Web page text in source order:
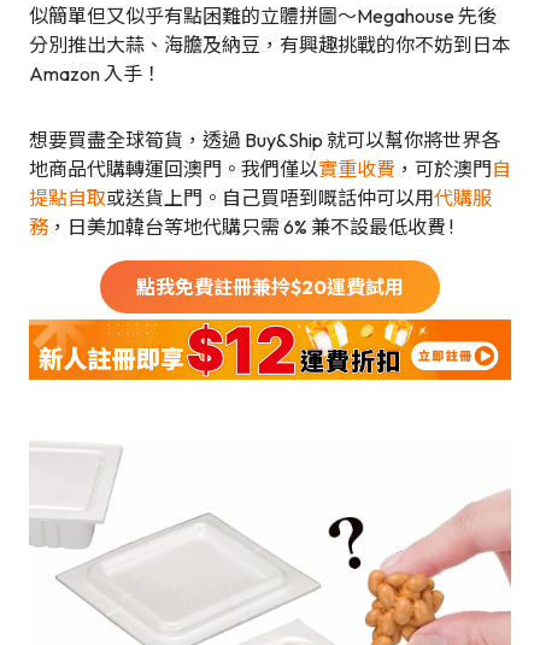
似簡單但又似乎有點困難的立體拼圖～Megahouse 先後
分別推出大蒜、海膽及納豆，有興趣挑戰的你不妨到日本
Amazon 入手！
想要買盡全球筍貨，透過 Buy&Ship 就可以幫你將世界各
地商品代購轉運回澳門。我們僅以實重收費 ，可於澳門自
提點自取或送貨上門。自己買唔到嘅話仲可以用代購服
務 ，日美加韓台等地代購只需 6% 兼不設最低收費 !
點我免費註冊兼拎$20運費試用